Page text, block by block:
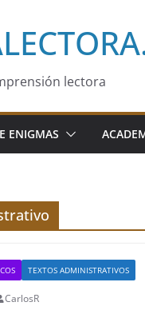
lectora
ENIGMAS
TEXTOS ADMINISTRATIVOS
CarlosR